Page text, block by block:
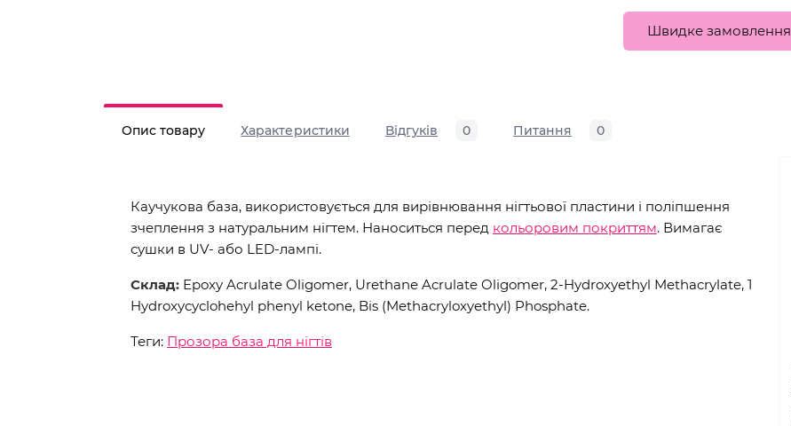
Швидке замовлення
Опис товару Характеристики Відгуків 0 Питання 0
Каучукова база, використовується для вирівнювання нігтьової пластини і поліпшення
зчеплення з натуральним нігтем. Наноситься перед кольоровим покриттям. Вимагає
сушки в UV- або LED-лампі.
Склад: Epoxy Acrulate Oligomer, Urethane Acrulate Oligomer, 2-Hydroxyethyl Methacrylate, 1
Hydroxycyclohehyl phenyl ketone, Bis (Methacryloxyethyl) Phosphate.
Теги: Прозора база для нігтів